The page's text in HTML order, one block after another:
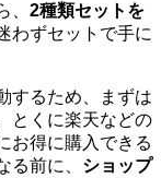
、 2種類セットを
わずセットで手に
するため、まずは
とくに楽天などの
お得に購入できる
る前に、 ショップ